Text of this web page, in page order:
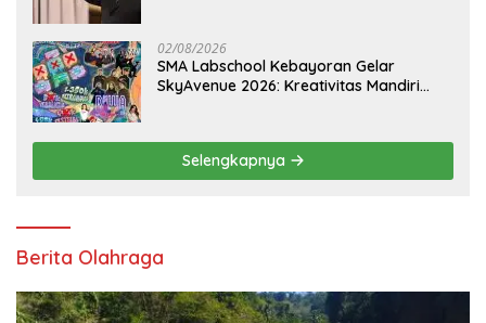
02/08/2026
SMA Labschool Kebayoran Gelar
SkyAvenue 2026: Kreativitas Mandiri
Selengkapnya
Berita Olahraga